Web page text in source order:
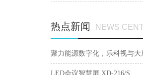
热点新闻 NEWS
聚力能源数字化，乐科视与大
建智慧会议生态
LED会议智慧屏 XD-216/S